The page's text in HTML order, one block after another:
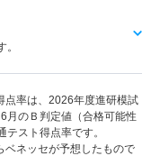
。
率は、2026年度進研模試
月のＢ判定値（合格可能性
スト得点率です。
ネッセが予想したもので